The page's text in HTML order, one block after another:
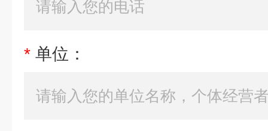
* 单位：